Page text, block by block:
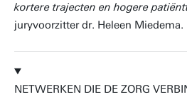
kortere trajecten en hogere
juryvoorzitter dr. Heleen Miedema.
NETWERKEN DIE DE ZORG